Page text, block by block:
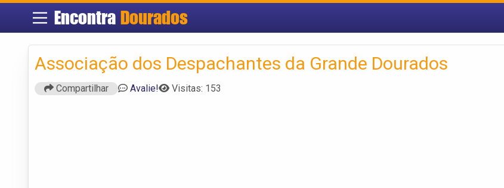
Encontra Dourados
Associação dos Despachantes da Grande Dourados
Compartilhar Avalie! Visitas: 153